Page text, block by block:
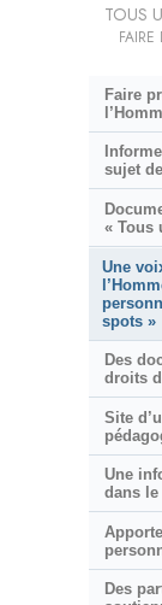
TOUS
Faire
sujet
« Tous
Une
spots »
Des
droits
Site
Une
dans
Des